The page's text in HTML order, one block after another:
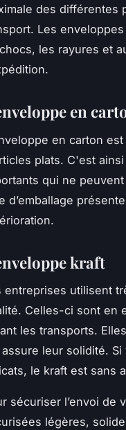
des différentes
Les
les rayures et
en
en carton
plats. C'est
qui ne
d’emballage
kraft
entreprises utilisent
Celles-ci sont en
les transports.
leur solidité.
le kraft est sans
sécuriser l’envoi
légères,